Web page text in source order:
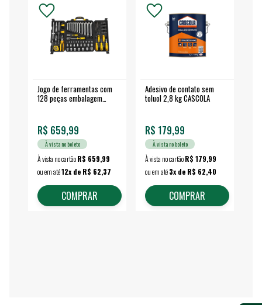
Jogo de ferramentas com
128 peças embalagem
R$ 659,99
À vista no boleto
À vista no cartãoR$ 659,99
ou em até12x de R$ 62,37
COMPRAR
Adesivo de contato sem
toluol 2,8 kg CASCOLA
R$ 179,99
À vista no boleto
À vista no cartãoR$ 179,99
ou em até3x de R$ 62,40
COMPRAR